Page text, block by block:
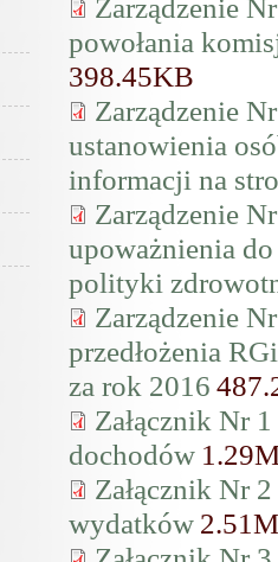
Zarządzenie
powołania
398.45KB
Zarządzenie
ustanowienia
informacji na
Zarządzenie
upoważnienia
polityki
Zarządzenie
przedłożenia
za rok 2016
Załącznik Nr
dochodów
Załącznik Nr
wydatków